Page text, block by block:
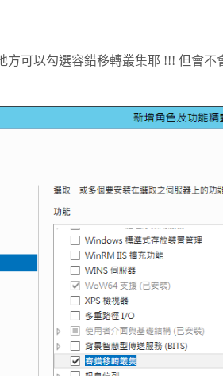
方可以勾選容錯移轉叢集耶 !!! 但會不